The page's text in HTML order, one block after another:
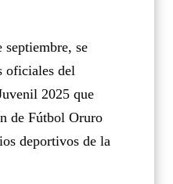
septiembre, se
oficiales del
2025 que
de Fútbol Oruro
deportivos de la